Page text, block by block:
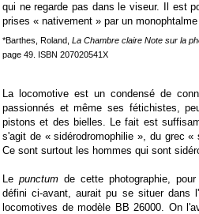
qui ne regarde pas dans le viseur. Il est
prises « nativement » par un
*Barthes, Roland, La Chambre claire Note sur la
page 49. ISBN 207020541X
La locomotive est un condensé de
passionnés et même ses fétichistes,
pistons et des bielles. Le fait est
s'agit de « sidérodromophilie », du grec
Ce sont surtout les hommes qui sont
Le punctumde cette photographie, pour
défini ci-avant, aurait pu se situer dans
locomotives de modèle BB 26000. On